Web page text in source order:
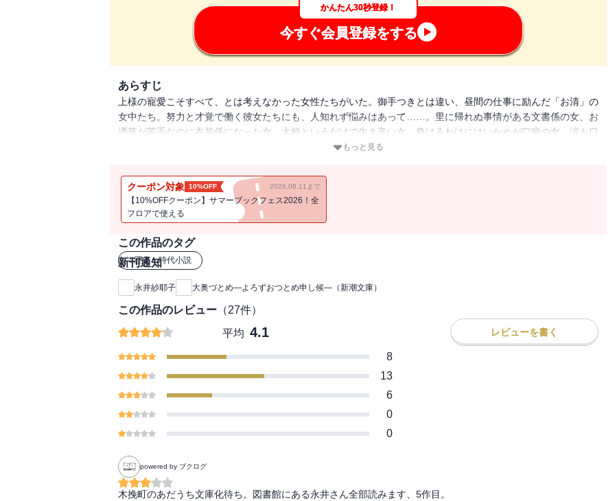
かんたん30秒登録！
今すぐ会員登録をする
あらすじ
上様の寵愛こそすべて、とは考えなかった女性たちがいた。御手つきとは違い、昼間の仕事に励んだ「お清」の
女中たち。努力と才覚で働く彼女たちにも、人知れず悩みはあって……。里に帰れぬ事情がある文書係の女、お
洒落が苦手なのに衣装係になった女、大柄というだけで生き辛い女、負けるわけにはいかぬが口癖の女。涙も口
惜しさも強さに変えて、溌剌と自分らしく生きた女たちを描く傑作。（解説・細谷正充）
もっと見る
クーポン対象 10%OFF 2026.08.11まで
【10%OFFクーポン】サマーブックフェス2026！全
フロアで使える
この作品のタグ
#歴史・時代小説
新刊通知
永井紗耶子 大奥づとめ―よろずおつとめ申し候―（新潮文庫）
この作品のレビュー （27件）
平均 4.1 レビューを書く
8
13
6
0
0
powered by ブクログ
木挽町のあだうち文庫化待ち。図書館にある永井さん全部読みます、5作目。